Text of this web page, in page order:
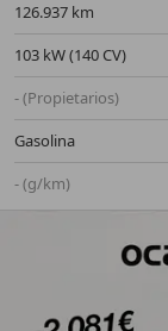
126.937 km
103 kW (140 CV)
- (Propietarios)
Gasolina
- (g/km)